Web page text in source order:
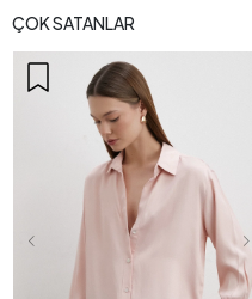
ÇOK SATANLAR